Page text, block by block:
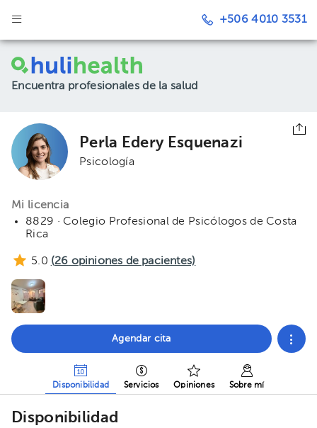
+506 4010 3531
Encuentra profesionales de la salud
Perla Edery Esquenazi
Psicología
Mi licencia
8829 · Colegio Profesional de Psicólogos de Costa
Rica
5.0 (26 opiniones de pacientes)
Agendar cita
Disponibilidad Servicios Opiniones Sobre mí
Disponibilidad